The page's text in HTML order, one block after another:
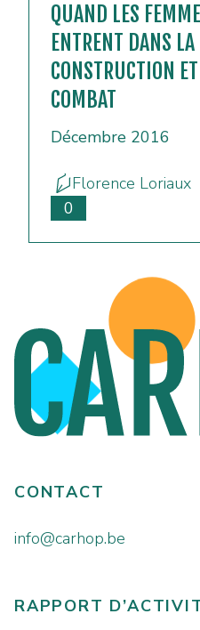
QUAND LES
ENTRENT DANS
CONSTRUCTION
COMBAT
Décembre 2016
Florence Loriaux
0
CONTACT
info@carhop.be
RAPPORT